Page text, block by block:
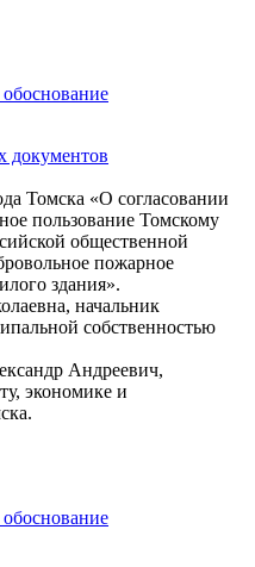
документов
Томска «О согласовании
пользование Томскому
общественной
пожарное
здания».
начальник
собственностью
Андреевич,
экономике и